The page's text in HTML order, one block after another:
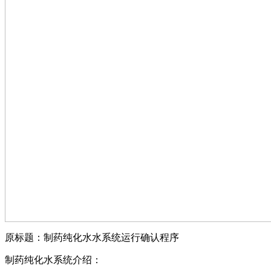
原标题：制药纯化水水系统运行确认程序
制药纯化水系统介绍：